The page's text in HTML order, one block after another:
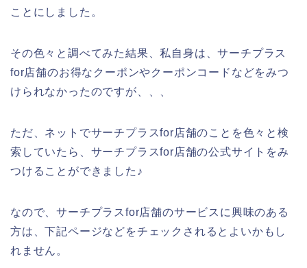
ことにしました。
その色々と調べてみた結果、私自身は、サーチプラス
for店舗のお得なクーポンやクーポンコードなどをみつ
けられなかったのですが、、、
ただ、ネットでサーチプラスfor店舗のことを色々と検
索していたら、サーチプラスfor店舗の公式サイトをみ
つけることができました♪
なので、サーチプラスfor店舗のサービスに興味のある
方は、下記ページなどをチェックされるとよいかもし
れません。